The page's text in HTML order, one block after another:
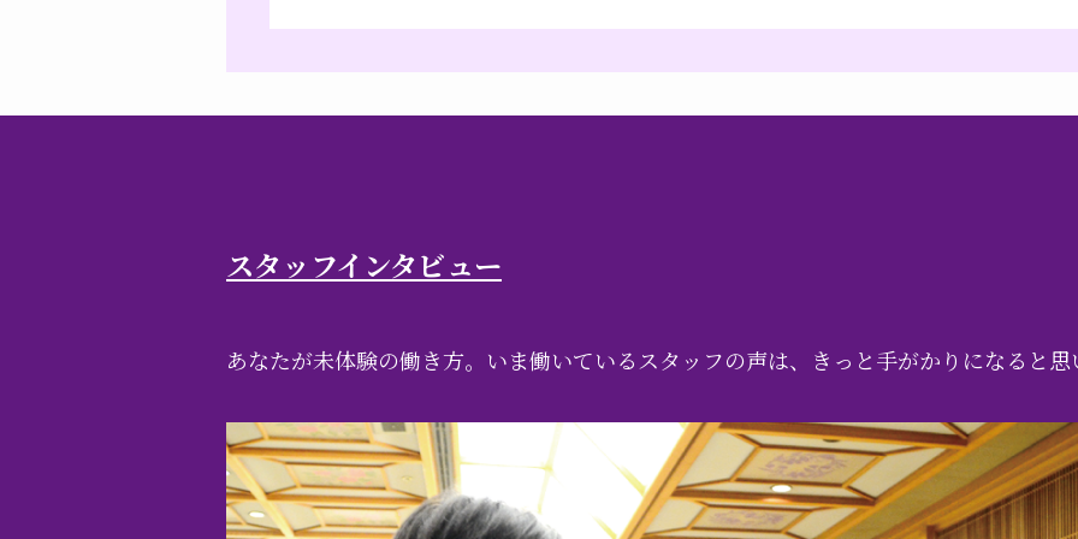
スタッフインタビュー
あなたが未体験の働き方。いま働いているスタッフの声は、きっと手がかりになると思